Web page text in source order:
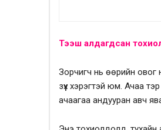
Тээш алдагдсан
Зорчигч нь өөрийн овог
зүүх хэрэгтэй юм. Ачаа
ачаагаа андууран авч